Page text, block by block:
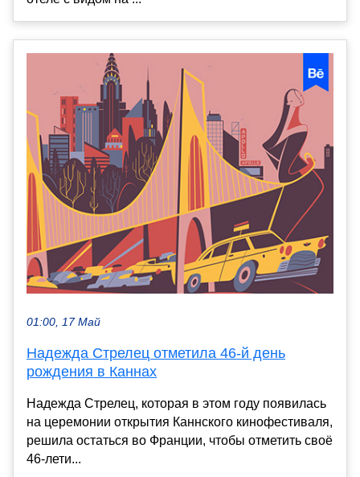
01:00, 17 Май
Надежда Стрелец отметила 46-й день
рождения в Каннах
Надежда Стрелец, которая в этом году появилась
на церемонии открытия Каннского кинофестиваля,
решила остаться во Франции, чтобы отметить своё
46-лети...